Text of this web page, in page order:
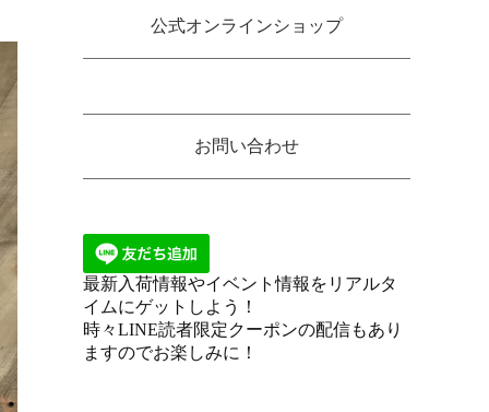
公式オンラインショップ
お問い合わせ